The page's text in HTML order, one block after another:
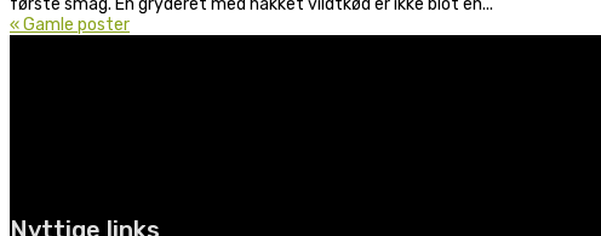
første smag. En gryderet med hakket vildtkød er ikke blot en...
« Gamle poster
Nyttige links